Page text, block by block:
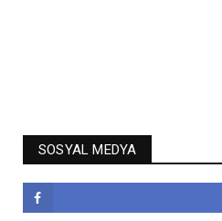
SOSYAL MEDYA